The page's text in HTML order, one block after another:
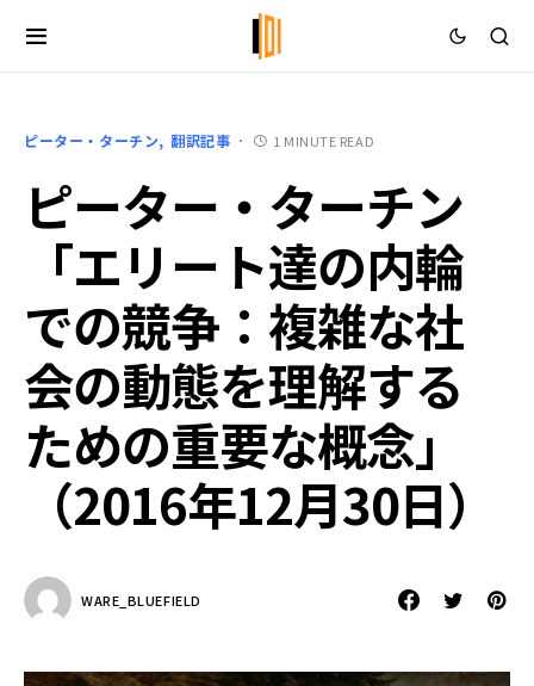
ピーター・ターチン 翻訳記事 1 MINUTE READ
ピーター・ターチン
「エリート達の内輪
での競争：複雑な社
会の動態を理解する
ための重要な概念」
（2016年12月30日）
WARE_BLUEFIELD